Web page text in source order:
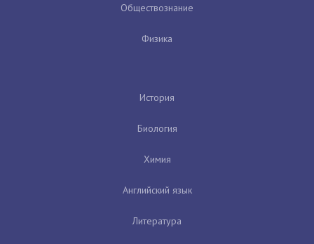
Обществознание
Физика
История
Биология
Химия
Английский язык
Литература